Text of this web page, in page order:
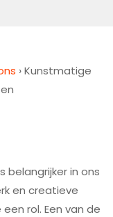
›Kunstmatige
belangrijker in ons
en creatieve
rol. Een van de